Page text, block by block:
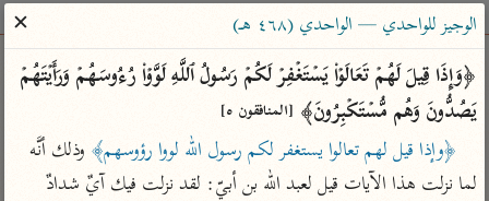
ساهم معنا في نشر القرآن والعلم الشرعي
الباحث القرآني
بحث علوم مصاحف معاجم
الوجيز للواحدي — الواحدي (٤٦٨ هـ)
✕
یَصُدُّونَ وَهُم مُّسۡتَكۡبِرُونَ﴾ [المنافقون ٥]
﴿وإذا قيل لهم تعالوا يستغفر لكم رسول الله لووا رؤوسهم﴾